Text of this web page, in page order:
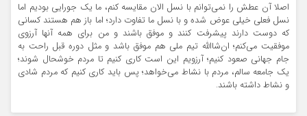
اصلا آن عطش را نمی‌توانم با نسل الان مقایسه کنم، ما یک جورایی بودیم اما
نسل فعلی خیلی عوض شده و با نسل ما تفاوت دارد؛ اما باز هم هستند کسانی
که دوست دارند پیشرفت کنند و موفق باشند و من برای همه آنها آرزوی
موفقیت می‌کنم؛ ان‌شاالله تیم ملی هم موفق باشد و مثل دوره قبل راحت به
جام جهانی صعود کنیم؛ آرزویم این است کاری کنیم تا مردم خوشحال شوند؛
یک جامعه سالم، مردم با نشاط می‌خواهد؛ پس باید کاری کنیم که مردم شادی
و نشاط داشته باشند.